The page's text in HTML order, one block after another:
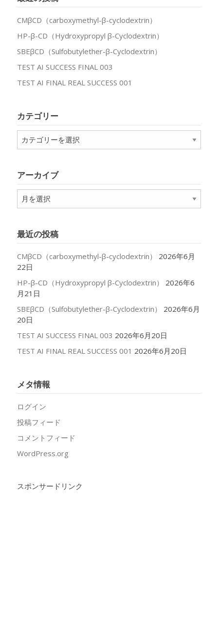
CMβCD（carboxymethyl-β-cyclodextrin）
HP-β-CD（Hydroxypropyl β-Cyclodextrin）
SBEβCD（Sulfobutylether-β-Cyclodextrin）
TEST AI SUCCESS FINAL 003
TEST AI FINAL REAL SUCCESS 001
カテゴリー
テ
ー
アーカイブ
ア
ー
ブ
最近の投稿
CMβCD（carboxymethyl-β-cyclodextrin）
2026年6月
22日
HP-β-CD（Hydroxypropyl β-Cyclodextrin）
2026年6
月21日
SBEβCD（Sulfobutylether-β-Cyclodextrin）
2026年6月
20日
TEST AI SUCCESS FINAL 003 2026年6月20日
TEST AI FINAL REAL SUCCESS 001 2026年6月20日
メタ情報
ログイン
投稿フィード
コメントフィード
WordPress.org
スポンサードリンク